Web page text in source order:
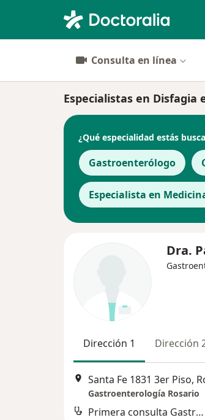
Consulta en línea
Especialistas en Disfagia
¿Qué especialidad estás
Gastroenterólogo
Especialista en
Dra.
Dirección 1 Dirección
Santa Fe 1831 3er Piso,
Gastroenterología Rosario
Primera consulta Gastroenterología